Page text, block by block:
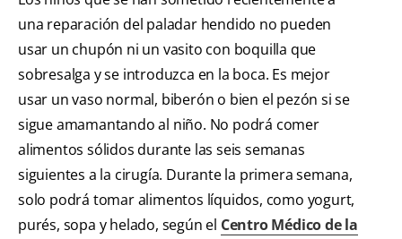
una reparación del paladar hendido no pueden
usar un chupón ni un vasito con boquilla que
sobresalga y se introduzca en la boca. Es mejor
usar un vaso normal, biberón o bien el pezón si se
sigue amamantando al niño. No podrá comer
alimentos sólidos durante las seis semanas
siguientes a la cirugía. Durante la primera semana,
solo podrá tomar alimentos líquidos, como yogurt,
purés, sopa y helado, según el Centro Médico de la